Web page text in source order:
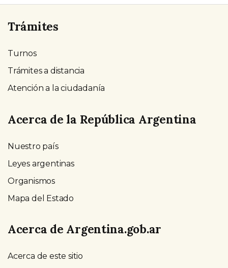
Trámites
Turnos
Trámites a distancia
Atención a la ciudadanía
Acerca de la República Argentina
Nuestro país
Leyes argentinas
Organismos
Mapa del Estado
Acerca de Argentina.gob.ar
Acerca de este sitio